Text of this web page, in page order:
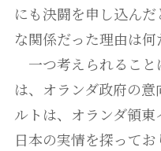
にも決闘を申し込ん
な関係だった理由は何
一つ考えられること
は、オランダ政府の
ルトは、オランダ領東
日本の実情を探って